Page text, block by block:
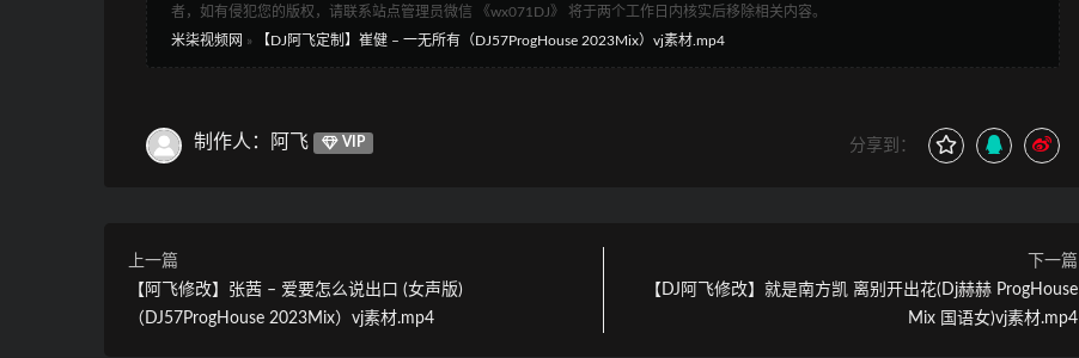
者，如有侵犯您的版权，请联系站点管理员微信 《wx071DJ》 将于两个工作日内核实后移除相关内容。
米柒视频网 » 【DJ阿飞定制】崔健 – 一无所有（DJ57ProgHouse 2023Mix）vj素材.mp4
制作人：阿飞 VIP 分享到：
上一篇
【阿飞修改】张茜 – 爱要怎么说出口 (女声版)
（DJ57ProgHouse 2023Mix）vj素材.mp4
下一篇
【DJ阿飞修改】就是南方凯 离别开出花(Dj赫赫 ProgHouse
Mix 国语女)vj素材.mp4